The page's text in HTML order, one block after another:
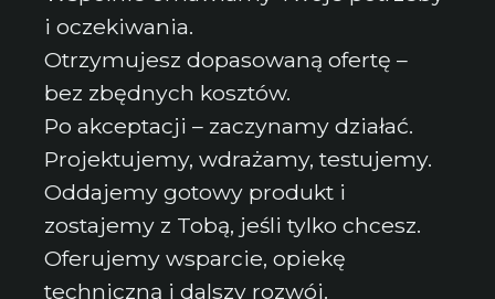
i oczekiwania.
Otrzymujesz dopasowaną ofertę –
bez zbędnych kosztów.
Po akceptacji – zaczynamy działać.
Projektujemy, wdrażamy, testujemy.
Oddajemy gotowy produkt i
zostajemy z Tobą, jeśli tylko chcesz.
Oferujemy wsparcie, opiekę
techniczną i dalszy rozwój.